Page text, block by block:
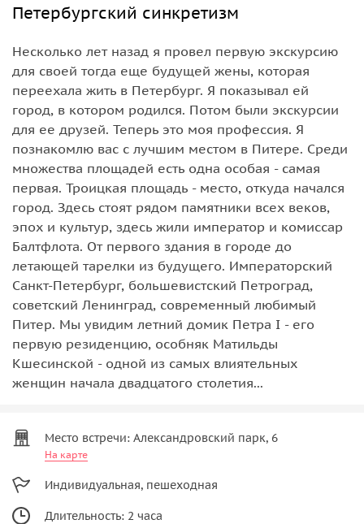
Петербургский синкретизм
Несколько лет назад я провел первую экскурсию
для своей тогда еще будущей жены, которая
переехала жить в Петербург. Я показывал ей
город, в котором родился. Потом были экскурсии
для ее друзей. Теперь это моя профессия. Я
познакомлю вас с лучшим местом в Питере. Среди
множества площадей есть одна особая - самая
первая. Троицкая площадь - место, откуда начался
город. Здесь стоят рядом памятники всех веков,
эпох и культур, здесь жили император и комиссар
Балтфлота. От первого здания в городе до
летающей тарелки из будущего. Императорский
Санкт-Петербург, большевистский Петроград,
советский Ленинград, современный любимый
Питер. Мы увидим летний домик Петра I - его
первую резиденцию, особняк Матильды
Кшесинской - одной из самых влиятельных
женщин начала двадцатого столетия...
Место встречи: Александровский парк, 6
На карте
Индивидуальная, пешеходная
Длительность: 2 часа